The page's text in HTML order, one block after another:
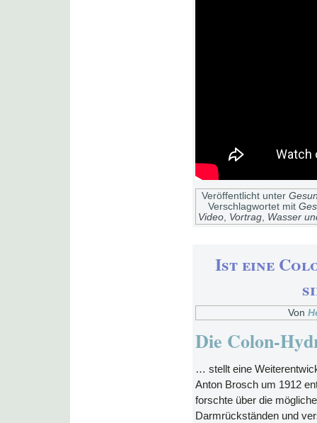
Veröffentlicht unter
Verschlagwortet mit
Video, Vortrag, Wasser
Ist eine
Von
Die Colon-
… stellt eine
Anton Brosch um 1912
forschte über die
Darmrückständen und